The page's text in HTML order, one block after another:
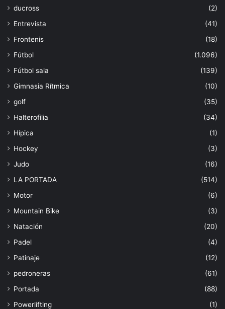
ducross
(2)
Entrevista
(41)
Frontenis
(18)
Fútbol
(1.096)
Fútbol sala
(139)
Gimnasia Rítmica
(10)
golf
(35)
Halterofilia
(34)
Hípica
(1)
Hockey
(3)
Judo
(16)
LA PORTADA
(514)
Motor
(6)
Mountain Bike
(3)
Natación
(20)
Padel
(4)
Patinaje
(12)
pedroneras
(61)
Portada
(88)
Powerlifting
(1)